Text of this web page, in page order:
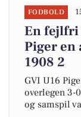
FODBOLD
En fejlfri
Piger
1908 2
GVI U16
overlegen 3-
og samspil